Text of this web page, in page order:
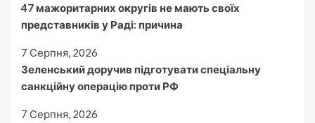
47 мажоритарних округів не мають своїх
представників у Раді: причина
7 Серпня, 2026
Зеленський доручив підготувати спеціальну
санкційну операцію проти РФ
7 Серпня, 2026